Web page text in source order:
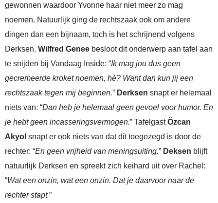
gewonnen waardoor Yvonne haar niet meer zo mag
noemen. Natuurlijk ging de rechtszaak ook om andere
dingen dan een bijnaam, toch is het schrijnend volgens
Derksen. Wilfred Genee besloot dit onderwerp aan tafel aan
te snijden bij Vandaag Inside: “Ik mag jou dus geen
gecremeerde kroket noemen, hè? Want dan kun jij een
rechtszaak tegen mij beginnen.” Derksen snapt er helemaal
niets van: “Dan heb je helemaal geen gevoel voor humor. En
je hebt geen incasseringsvermogen.” TafelgastÖzcan
Akyol snapt er ook niets van dat dit toegezegd is door de
rechter: “En geen vrijheid van meningsuiting.” Deksen blijft
natuurlijk Derksen en spreekt zich keihard uit over Rachel:
“Wat een onzin, wat een onzin. Dat je daarvoor naar de
rechter stapt.”